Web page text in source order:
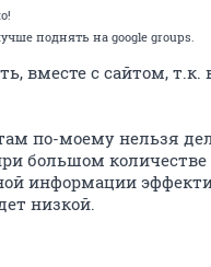
поднять на google groups.
вместе с сайтом, т.к.
по-моему нельзя
большом количестве
информации
низкой.